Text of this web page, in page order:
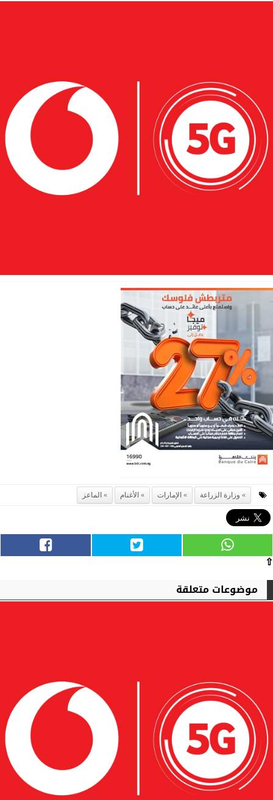
وزارة الزراعة الإمارات الأغنام الماعز
⇧
موضوعات متعلقة